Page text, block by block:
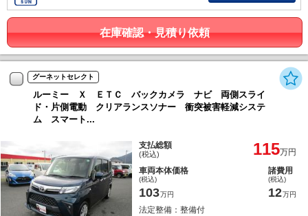
在庫確認・見積り依頼
グーネットセレクト
ルーミー Ｘ ＥＴＣ バックカメラ ナビ 両側スライ
ド・片側電動 クリアランスソナー 衝突被害軽減システ
ム スマート...
支払総額
(税込) 115万円
車両本体価格
(税込)
103万円
諸費用
(税込)
12万円
法定整備：整備付